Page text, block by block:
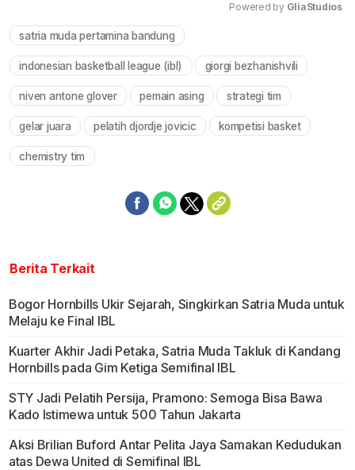
Powered by GliaStudios
satria muda pertamina bandung
indonesian basketball league (ibl) giorgi bezhanishvili
niven antone glover pemain asing strategi tim
gelar juara pelatih djordje jovicic kompetisi basket
chemistry tim
Berita Terkait
Bogor Hornbills Ukir Sejarah, Singkirkan Satria Muda untuk
Melaju ke Final IBL
Kuarter Akhir Jadi Petaka, Satria Muda Takluk di Kandang
Hornbills pada Gim Ketiga Semifinal IBL
STY Jadi Pelatih Persija, Pramono: Semoga Bisa Bawa
Kado Istimewa untuk 500 Tahun Jakarta
Aksi Brilian Buford Antar Pelita Jaya Samakan Kedudukan
atas Dewa United di Semifinal IBL